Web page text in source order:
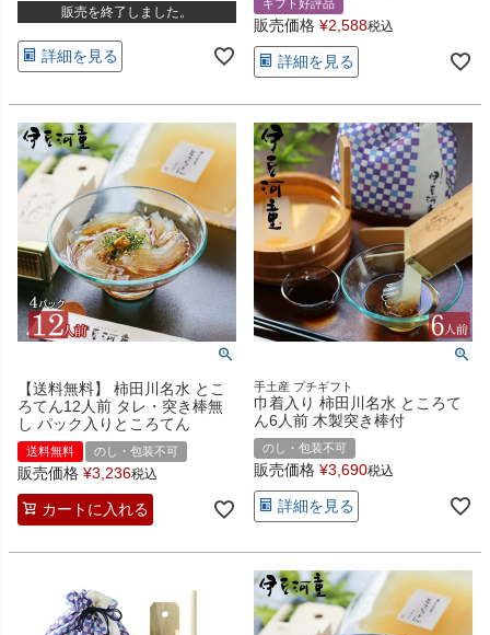
販売を終了しました。
詳細を見る
ギフト好評品
販売価格 ¥2,588税込
詳細を見る
【送料無料】 柿田川名水 とこ
ろてん12人前 タレ・突き棒無
し パック入りところてん
送料無料 のし・包装不可
販売価格 ¥3,236税込
カートに入れる
手土産 プチギフト
巾着入り 柿田川名水 ところて
ん6人前 木製突き棒付
のし・包装不可
販売価格 ¥3,690税込
詳細を見る